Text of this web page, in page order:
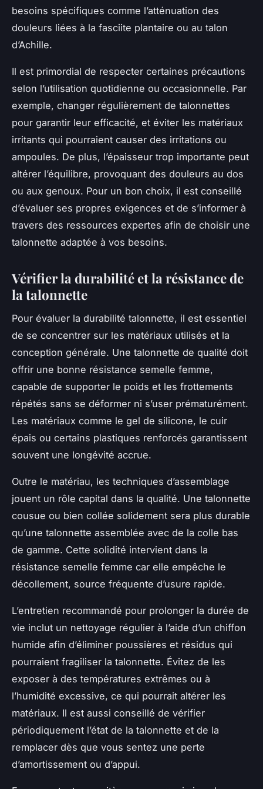
besoins spécifiques comme l’atténuation des
douleurs liées à la fasciite plantaire ou au talon
d’Achille.
Il est primordial de respecter certaines précautions
selon l’utilisation quotidienne ou occasionnelle. Par
exemple, changer régulièrement de talonnettes
pour garantir leur efficacité, et éviter les matériaux
irritants qui pourraient causer des irritations ou
ampoules. De plus, l’épaisseur trop importante peut
altérer l’équilibre, provoquant des douleurs au dos
ou aux genoux. Pour un bon choix, il est conseillé
d’évaluer ses propres exigences et de s’informer à
travers des ressources expertes afin de choisir une
talonnette adaptée à vos besoins.
Vérifier la durabilité et la résistance de
la talonnette
Pour évaluer la durabilité talonnette, il est essentiel
de se concentrer sur les matériaux utilisés et la
conception générale. Une talonnette de qualité doit
offrir une bonne résistance semelle femme,
capable de supporter le poids et les frottements
répétés sans se déformer ni s’user prématurément.
Les matériaux comme le gel de silicone, le cuir
épais ou certains plastiques renforcés garantissent
souvent une longévité accrue.
Outre le matériau, les techniques d’assemblage
jouent un rôle capital dans la qualité. Une talonnette
cousue ou bien collée solidement sera plus durable
qu’une talonnette assemblée avec de la colle bas
de gamme. Cette solidité intervient dans la
résistance semelle femme car elle empêche le
décollement, source fréquente d’usure rapide.
L’entretien recommandé pour prolonger la durée de
vie inclut un nettoyage régulier à l’aide d’un chiffon
humide afin d’éliminer poussières et résidus qui
pourraient fragiliser la talonnette. Évitez de les
exposer à des températures extrêmes ou à
l’humidité excessive, ce qui pourrait altérer les
matériaux. Il est aussi conseillé de vérifier
périodiquement l’état de la talonnette et de la
remplacer dès que vous sentez une perte
d’amortissement ou d’appui.